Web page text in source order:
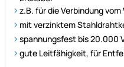
z.B. für die Verbindung
mit verzinktem
spannungsfest bis 20.000
gute Leitfähigkeit, für